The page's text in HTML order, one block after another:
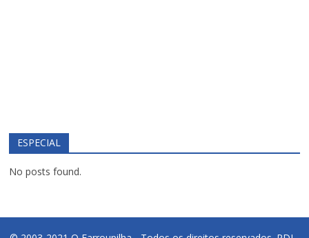
ESPECIAL
No posts found.